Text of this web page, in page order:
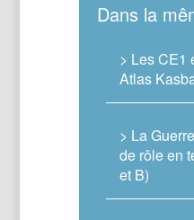
Dans la
> Les CE1
Atlas
> La
de rôle en
et B)